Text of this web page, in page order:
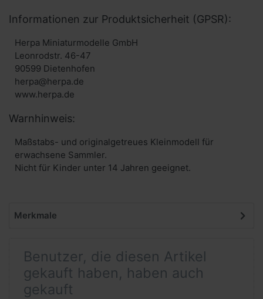
Informationen zur Produktsicherheit (GPSR):
Herpa Miniaturmodelle GmbH
Leonrodstr. 46-47
90599 Dietenhofen
herpa@herpa.de
www.herpa.de
Warnhinweis:
Maßstabs- und originalgetreues Kleinmodell für
erwachsene Sammler.
Nicht für Kinder unter 14 Jahren geeignet.
Merkmale
Benutzer, die diesen Artikel
gekauft haben, haben auch
gekauft